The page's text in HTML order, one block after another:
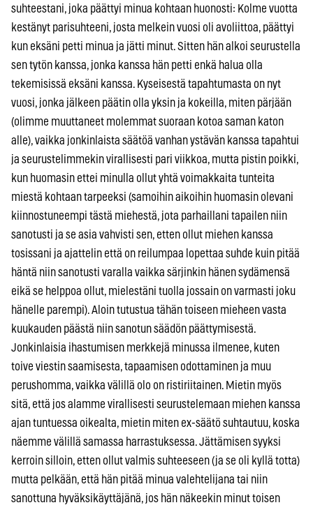
suhteestani, joka päättyi minua kohtaan huonosti: Kolme vuotta
kestänyt parisuhteeni, josta melkein vuosi oli avoliittoa, päättyi
kun eksäni petti minua ja jätti minut. Sitten hän alkoi seurustella
sen tytön kanssa, jonka kanssa hän petti enkä halua olla
tekemisissä eksäni kanssa. Kyseisestä tapahtumasta on nyt
vuosi, jonka jälkeen päätin olla yksin ja kokeilla, miten pärjään
(olimme muuttaneet molemmat suoraan kotoa saman katon
alle), vaikka jonkinlaista säätöä vanhan ystävän kanssa tapahtui
ja seurustelimmekin virallisesti pari viikkoa, mutta pistin poikki,
kun huomasin ettei minulla ollut yhtä voimakkaita tunteita
miestä kohtaan tarpeeksi (samoihin aikoihin huomasin olevani
kiinnostuneempi tästä miehestä, jota parhaillani tapailen niin
sanotusti ja se asia vahvisti sen, etten ollut miehen kanssa
tosissani ja ajattelin että on reilumpaa lopettaa suhde kuin pitää
häntä niin sanotusti varalla vaikka särjinkin hänen sydämensä
eikä se helppoa ollut, mielestäni tuolla jossain on varmasti joku
hänelle parempi). Aloin tutustua tähän toiseen mieheen vasta
kuukauden päästä niin sanotun säädön päättymisestä.
Jonkinlaisia ihastumisen merkkejä minussa ilmenee, kuten
toive viestin saamisesta, tapaamisen odottaminen ja muu
perushomma, vaikka välillä olo on ristiriitainen. Mietin myös
sitä, että jos alamme virallisesti seurustelemaan miehen kanssa
ajan tuntuessa oikealta, mietin miten ex-säätö suhtautuu, koska
näemme välillä samassa harrastuksessa. Jättämisen syyksi
kerroin silloin, etten ollut valmis suhteeseen (ja se oli kyllä totta)
mutta pelkään, että hän pitää minua valehtelijana tai niin
sanottuna hyväksikäyttäjänä, jos hän näkeekin minut toisen